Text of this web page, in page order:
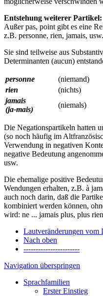
Entstehung weiterer Partikel:
Außer pas, point gibt es eine
z.B. personne, rien, jamais, usw.
Sie sind teilweise aus
Determinanten (aucun)
personne (niemand)
rien
(nichts)
jamais
(ja-mais)
(niemals)
Die Negationspartikeln hatten
(so noch häufig im
Verwendung in negativen
negative Bedeutung
usw.
Die ehemalige positive
Wendungen erhalten, z.B. à
auch noch darin, daß die
kombiniert werden können,
wird: ne ... jamais plus, plus
Lautveränderungen vom
Nach oben
-----------------------
Navigation überspringen
Sprachfamilien
Erster Einstieg